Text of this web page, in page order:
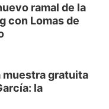
ramal de la
con Lomas de
muestra gratuita
la